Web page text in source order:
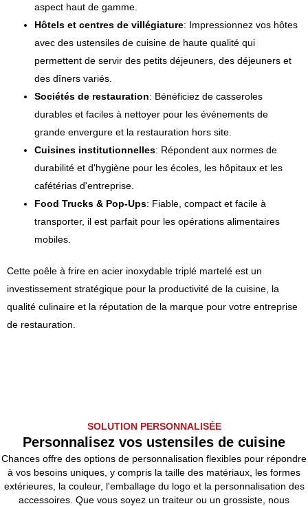
aspect haut de gamme.
Hôtels et centres de villégiature: Impressionnez vos hôtes
avec des ustensiles de cuisine de haute qualité qui
permettent de servir des petits déjeuners, des déjeuners et
des dîners variés.
Sociétés de restauration: Bénéficiez de casseroles
durables et faciles à nettoyer pour les événements de
grande envergure et la restauration hors site.
Cuisines institutionnelles: Répondent aux normes de
durabilité et d'hygiène pour les écoles, les hôpitaux et les
cafétérias d'entreprise.
Food Trucks & Pop-Ups: Fiable, compact et facile à
transporter, il est parfait pour les opérations alimentaires
mobiles.
Cette poêle à frire en acier inoxydable triplé martelé est un
investissement stratégique pour la productivité de la cuisine, la
qualité culinaire et la réputation de la marque pour votre entreprise
de restauration.
SOLUTION PERSONNALISÉE
Personnalisez vos ustensiles de cuisine
Chances offre des options de personnalisation flexibles pour répondre
à vos besoins uniques, y compris la taille des matériaux, les formes
extérieures, la couleur, l'emballage du logo et la personnalisation des
accessoires. Que vous soyez un traiteur ou un grossiste, nous